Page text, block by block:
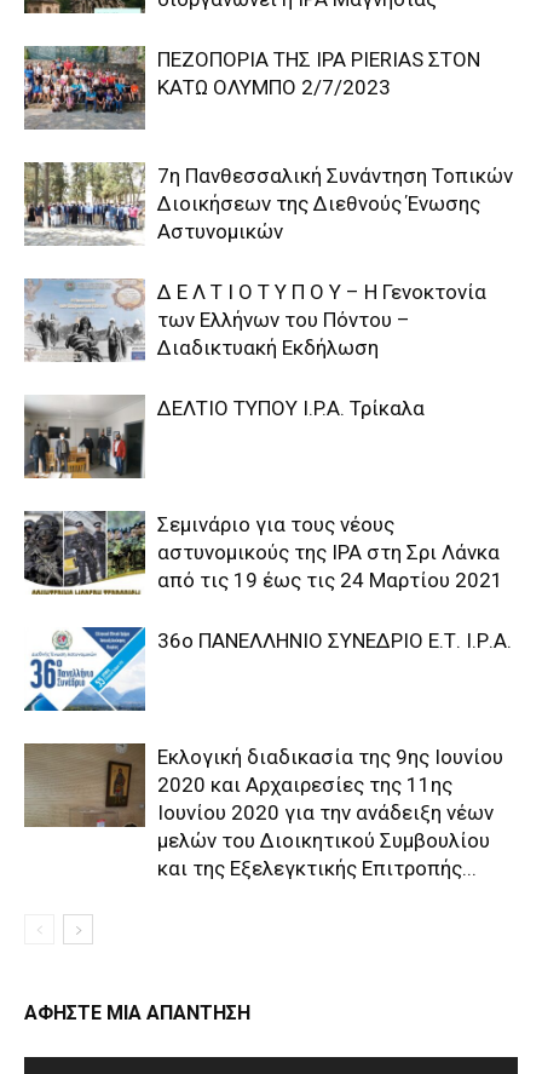
ΠΕΖΟΠΟΡΙΑ ΤΗΣ IPA PIERIAS ΣΤΟΝ
ΚΑΤΩ ΟΛΥΜΠΟ 2/7/2023
7η Πανθεσσαλική Συνάντηση Τοπικών
Διοικήσεων της Διεθνούς Ένωσης
Αστυνομικών
Δ Ε Λ Τ Ι Ο Τ Υ Π Ο Υ – Η Γενοκτονία
των Ελλήνων του Πόντου –
Διαδικτυακή Εκδήλωση
ΔΕΛΤΙΟ ΤΥΠΟΥ I.P.A. Τρίκαλα
Σεμινάριο για τους νέους
αστυνομικούς της IPA στη Σρι Λάνκα
από τις 19 έως τις 24 Μαρτίου 2021
36o ΠΑΝΕΛΛΗΝΙΟ ΣΥΝΕΔΡΙΟ Ε.Τ. Ι.Ρ.Α.
Εκλογική διαδικασία της 9ης Ιουνίου
2020 και Αρχαιρεσίες της 11ης
Ιουνίου 2020 για την ανάδειξη νέων
μελών του Διοικητικού Συμβουλίου
και της Εξελεγκτικής Επιτροπής...
ΑΦΗΣΤΕ ΜΙΑ ΑΠΑΝΤΗΣΗ